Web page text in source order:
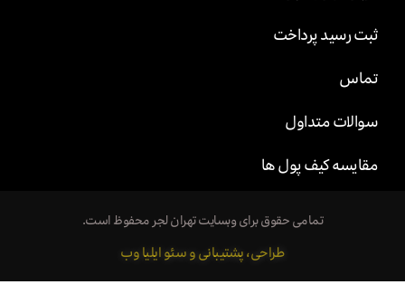
ثبت رسید پرداخت
تماس
سوالات متداول
مقایسه کیف پول ها
تمامی حقوق برای وبسایت تهران لجر محفوظ است.
طراحی، پشتیبانی و سئو ایلیا وب